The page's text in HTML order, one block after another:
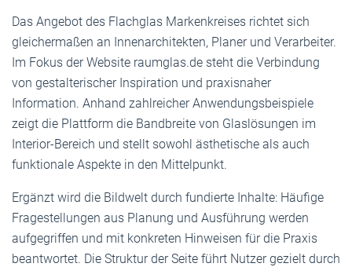
Das Angebot des Flachglas Markenkreises richtet sich
gleichermaßen an Innenarchitekten, Planer und Verarbeiter.
Im Fokus der Website raumglas.de steht die Verbindung
von gestalterischer Inspiration und praxisnaher
Information. Anhand zahlreicher Anwendungsbeispiele
zeigt die Plattform die Bandbreite von Glaslösungen im
Interior-Bereich und stellt sowohl ästhetische als auch
funktionale Aspekte in den Mittelpunkt.
Ergänzt wird die Bildwelt durch fundierte Inhalte: Häufige
Fragestellungen aus Planung und Ausführung werden
aufgegriffen und mit konkreten Hinweisen für die Praxis
beantwortet. Die Struktur der Seite führt Nutzer gezielt durch